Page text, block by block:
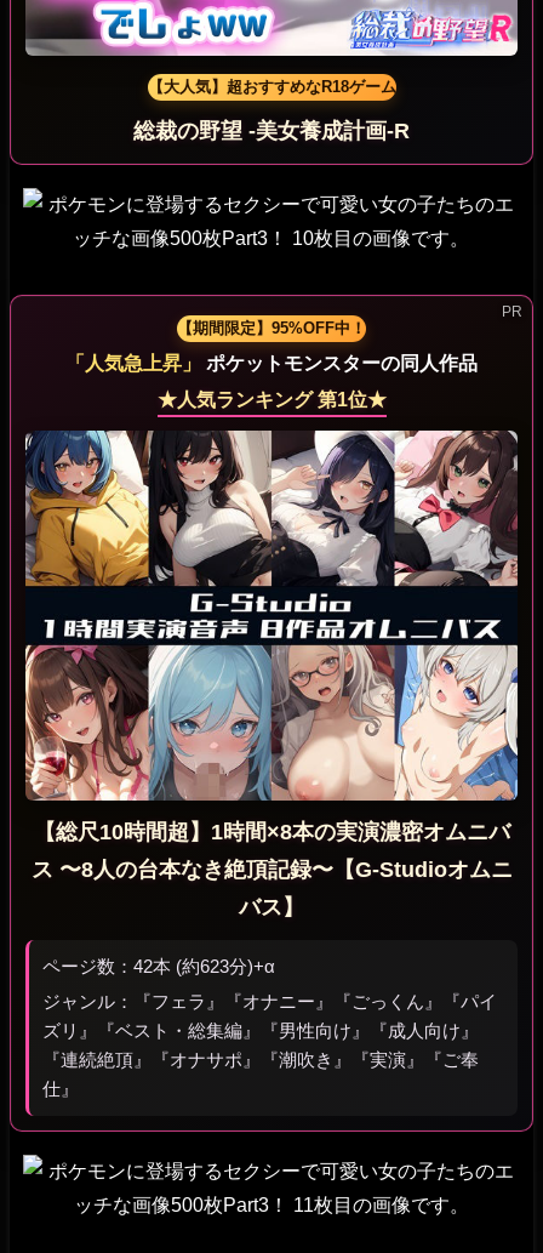
【大人気】超おすすめなR18ゲーム
総裁の野望 -美女養成計画-R
【期間限定】95%OFF中！
「人気急上昇」
ポケットモンスターの同人作品
★人気ランキング 第1位★
【総尺10時間超】1時間×8本の実演濃密オムニバ
ス 〜8人の台本なき絶頂記録〜【G-Studioオムニ
バス】
ページ数：42本 (約623分)+α
ジャンル：『フェラ』『オナニー』『ごっくん』『パイ
ズリ』『ベスト・総集編』『男性向け』『成人向け』
『連続絶頂』『オナサポ』『潮吹き』『実演』『ご奉
仕』